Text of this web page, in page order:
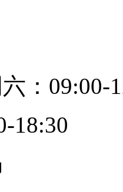
：09:00-
18:30